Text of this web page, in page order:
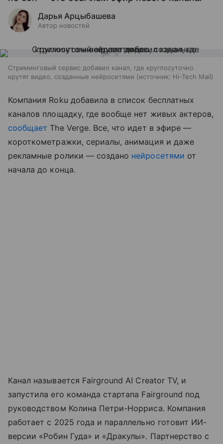
Дарья Арцыбашева
Автор новостей
Стриминговый сервис добавил канал, где круглосуточно
крутят видео, созданные нейросетями
источник: Hi-Tech Mail
Компания Roku добавила в список бесплатных
каналов площадку, где вообще нет живых актеров,
сообщает The Verge. Все, что идет в эфире —
короткометражки, сериалы, анимация и даже
рекламные ролики — создано нейросетями от
начала до конца.
Канал называется Fairground AI Creator TV, и
запустила его команда стартапа Fairground под
руководством Колина Петри-Норриса. Компания
работает с 2025 года и параллельно готовит ИИ-
версии «Робин Гуда» и «Дракулы». Партнерство с